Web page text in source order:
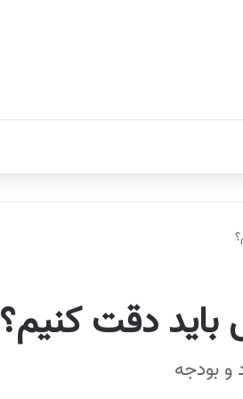
باید دقت کنیم؟
و بودجه